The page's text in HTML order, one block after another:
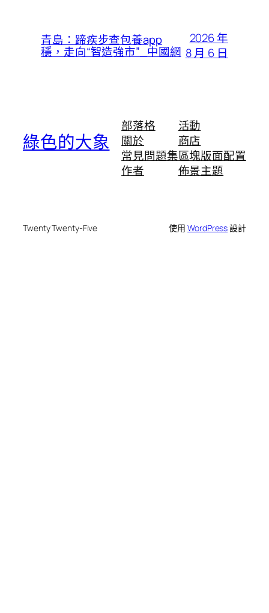
青島：蹄疾步查包養app
穩，走向“智造強市”_中國網
2026 年
8 月 6 日
綠色的大象
部落格
關於
常見問題集
作者
活動
商店
區塊版面配置
佈景主題
Twenty Twenty-Five 使用WordPress設計